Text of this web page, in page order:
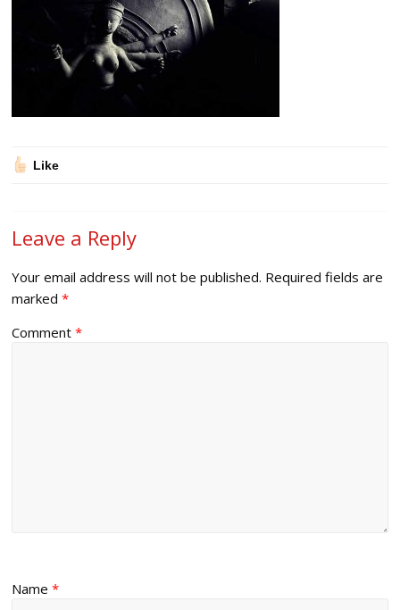
Like
Leave a Reply
Your email address will not be published. Required fields are
marked*
Comment*
Name*